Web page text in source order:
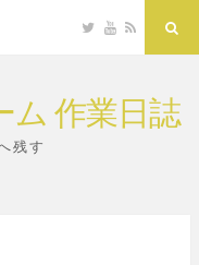
Twitter
YouTube
RSS
ム 作業日誌
残す